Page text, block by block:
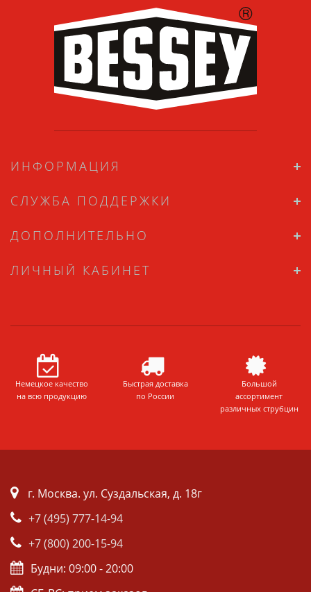
ИНФОРМАЦИЯ
СЛУЖБА ПОДДЕРЖКИ
ДОПОЛНИТЕЛЬНО
ЛИЧНЫЙ КАБИНЕТ
Немецкое качество
на всю продукцию
Быстрая доставка
по России
Большой
ассортимент
различных струбцин
г. Москва. ул. Суздальская, д. 18г
+7 (495) 777-14-94
+7 (800) 200-15-94
Будни: 09:00 - 20:00